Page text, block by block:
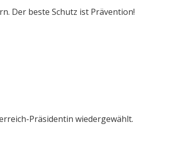
Der beste Schutz ist Prävention!
Präsidentin wiedergewählt.